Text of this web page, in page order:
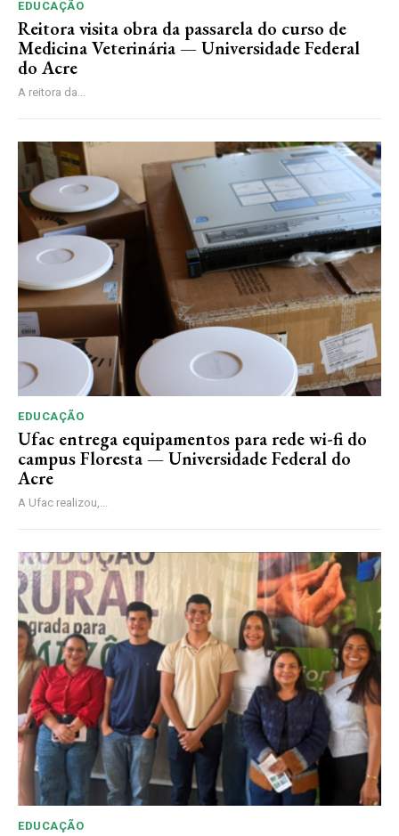
EDUCAÇÃO
Reitora visita obra da passarela do curso de
Medicina Veterinária — Universidade Federal
do Acre
A reitora da...
EDUCAÇÃO
Ufac entrega equipamentos para rede wi-fi do
campus Floresta — Universidade Federal do
Acre
A Ufac realizou,...
EDUCAÇÃO